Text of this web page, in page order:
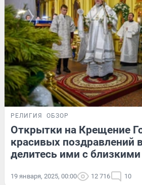
РЕЛИГИЯ ОБЗОР
Открытки на Крещение
красивых поздравлений
делитесь ими с близкими
19 января, 2025, 00:00 12 716 10